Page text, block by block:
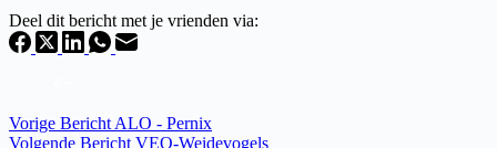
Deel dit bericht met je vrienden via:
Vorige Bericht ALO - Pernix
Volgende Bericht VEO-Weidevogels